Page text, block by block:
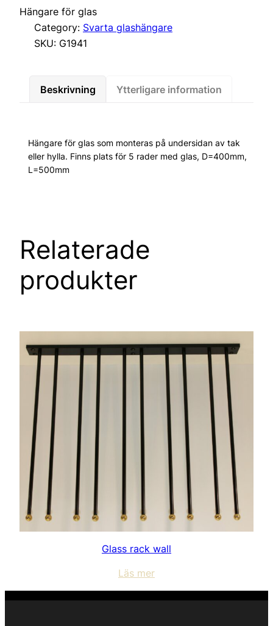
Hängare för glas
Category: Svarta glashängare
SKU: G1941
Beskrivning Ytterligare information
Hängare för glas som monteras på undersidan av tak
eller hylla. Finns plats för 5 rader med glas, D=400mm,
L=500mm
Relaterade
produkter
Glass rack wall
Läs mer